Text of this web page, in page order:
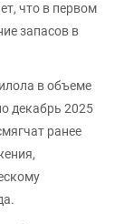
что в первом
запасов в
в объеме
декабрь 2025
ранее